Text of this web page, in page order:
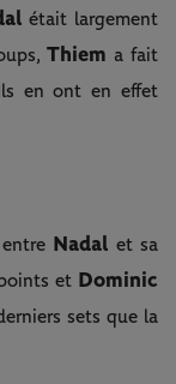
était largement
Thiem a fait
en ont en effet
Nadal et sa
et Dominic
sets que la